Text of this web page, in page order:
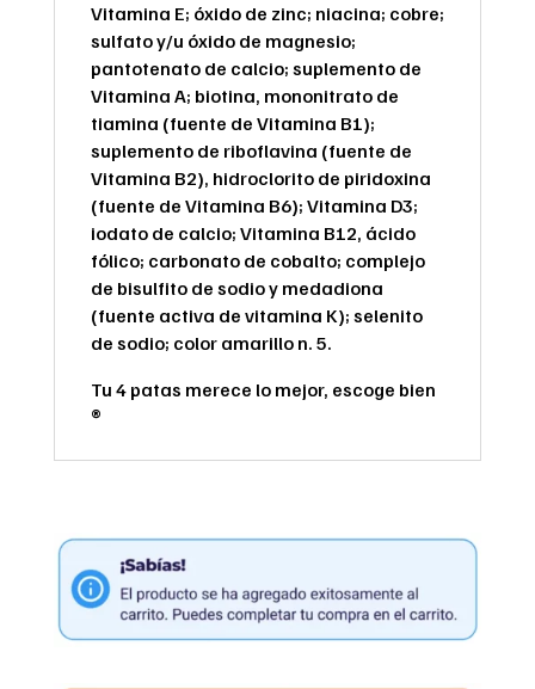
Vitamina E; óxido de zinc; niacina; cobre;
sulfato y/u óxido de magnesio;
pantotenato de calcio; suplemento de
Vitamina A; biotina, mononitrato de
tiamina (fuente de Vitamina B1);
suplemento de riboflavina (fuente de
Vitamina B2), hidroclorito de piridoxina
(fuente de Vitamina B6); Vitamina D3;
iodato de calcio; Vitamina B12, ácido
fólico; carbonato de cobalto; complejo
de bisulfito de sodio y medadiona
(fuente activa de vitamina K); selenito
de sodio; color amarillo n. 5.
Tu 4 patas merece lo mejor, escoge bien
®